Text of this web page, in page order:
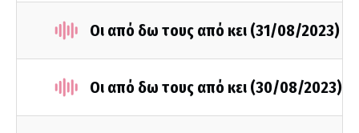
Οι από δω τους από κει (31/08/2023)
Οι από δω τους από κει (30/08/2023)